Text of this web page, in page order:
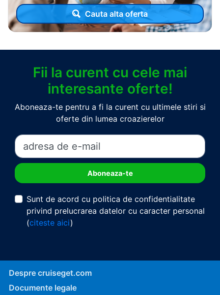
Cauta alta oferta
Fii la curent cu cele mai
interesante oferte!
Aboneaza-te pentru a fi la curent cu ultimele stiri si
oferte din lumea croazierelor
Sunt de acord cu politica de confidentialitate
privind prelucrarea datelor cu caracter personal
(citeste aici)
Despre cruiseget.com
Documente legale